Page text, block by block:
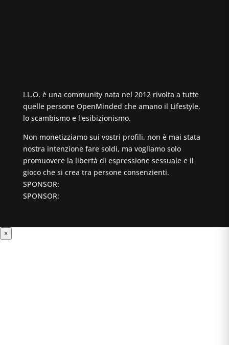
I.L.O. è una community nata nel 2012 rivolta a tutte
quelle persone OpenMinded che amano il Lifestyle,
lo scambismo e l'esibizionismo.
Non monetizziamo sui vostri profili, non è mai stata
nostra intenzione fare soldi, ma vogliamo solo
promuovere la libertà di espressione sessuale e il
gioco che si crea tra persone consenzienti.
SPONSOR:
SPONSOR:
×